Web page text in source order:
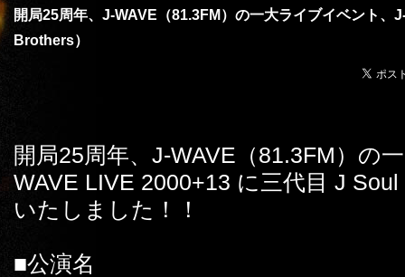
開局25周年、J-WAVE（81.3FM）の一大ライブイベント
Brothers）
開局25周年、J-WAVE（81.3FM） の
WAVE LIVE 2000+13 に三代目 J
いたしました！！
■公演名